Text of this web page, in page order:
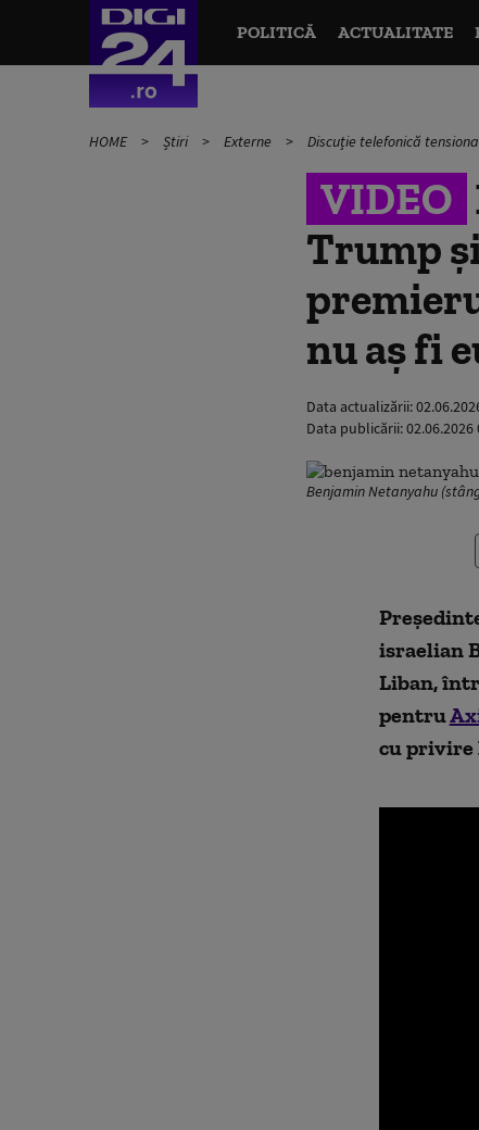
POLITICĂ ACTUALITATE
HOME Știri Externe Discuție telefonică
VIDEO
Trump
nu aș fi
Data actualizării:
Data publicării:02.06.2026
Benjamin Netanyahu
israelian
Liban,
pentru
cu privire